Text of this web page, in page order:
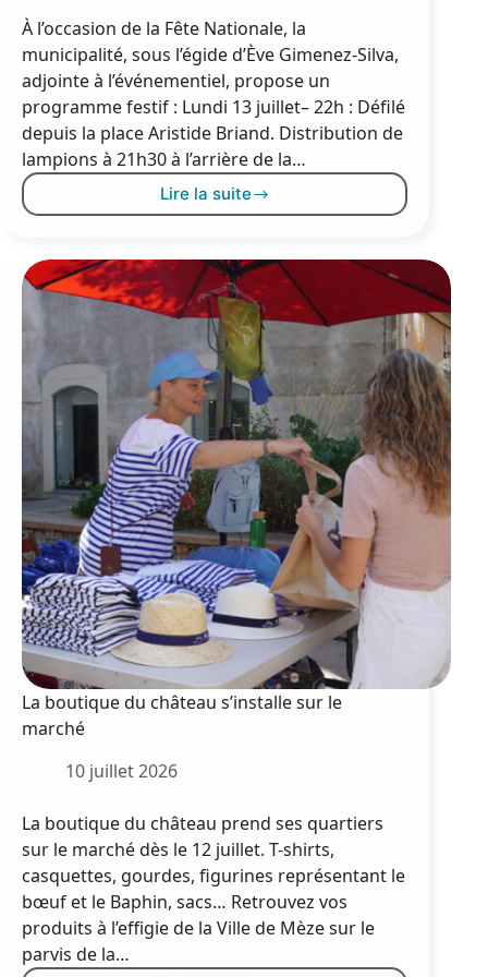
À l’occasion de la Fête Nationale, la
municipalité, sous l’égide d’Ève Gimenez-Silva,
adjointe à l’événementiel, propose un
programme festif : Lundi 13 juillet– 22h : Défilé
depuis la place Aristide Briand. Distribution de
lampions à 21h30 à l’arrière de la…
Lire la suite
Mèze
fête
nationale
les
13
&
14
juillet
La boutique du château s’installe sur le
marché
10 juillet 2026
La boutique du château prend ses quartiers
sur le marché dès le 12 juillet. T-shirts,
casquettes, gourdes, figurines représentant le
bœuf et le Baphin, sacs… Retrouvez vos
produits à l’effigie de la Ville de Mèze sur le
parvis de la…